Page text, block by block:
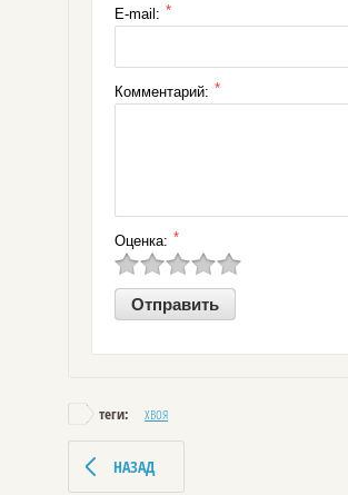
E-mail: *
Комментарий: *
Оценка: *
теги: хвоя
НАЗАД